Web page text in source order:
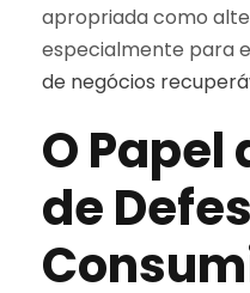
apropriada como
especialmente para
de negócios
O Papel
de